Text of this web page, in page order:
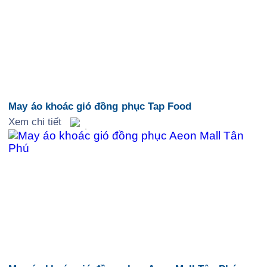
May áo khoác gió đồng phục Tap Food
Xem chi tiết